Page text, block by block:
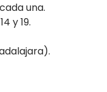
una.
y 19.